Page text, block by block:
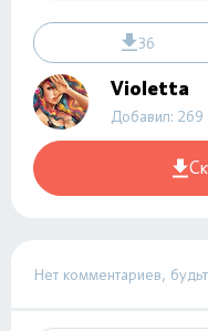
36
Violetta
Добавил: 269
Нет комментариев,